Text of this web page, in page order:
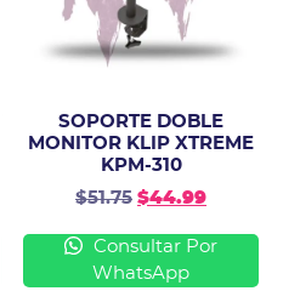
SOPORTE DOBLE
MONITOR KLIP XTREME
KPM-310
$51.75 $44.99
Consultar Por
WhatsApp